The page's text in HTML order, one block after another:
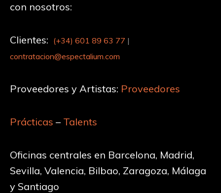
con nosotros:
Clientes: (+34) 601 89 63 77 |
contratacion@espectalium.com
Proveedores y Artistas: Proveedores
Prácticas – Talents
Oficinas centrales en Barcelona, Madrid,
Sevilla, Valencia, Bilbao, Zaragoza, Málaga
y Santiago